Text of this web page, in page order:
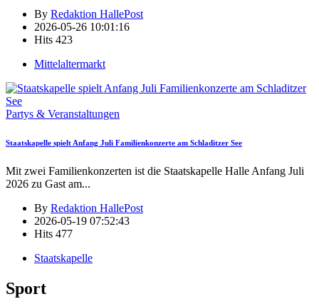
By Redaktion HallePost
2026-05-26 10:01:16
Hits 423
Mittelaltermarkt
Partys & Veranstaltungen
Staatskapelle spielt Anfang Juli Familienkonzerte am Schladitzer See
Mit zwei Familienkonzerten ist die Staatskapelle Halle Anfang Juli
2026 zu Gast am...
By Redaktion HallePost
2026-05-19 07:52:43
Hits 477
Staatskapelle
Sport